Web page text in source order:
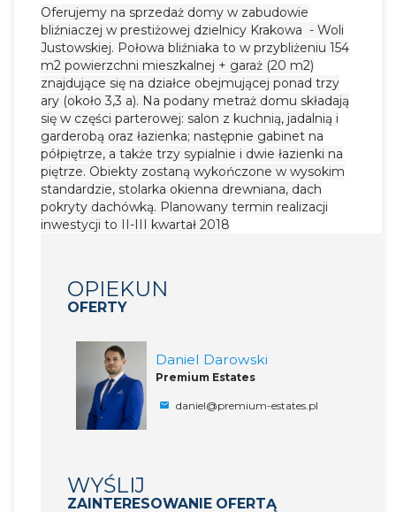
Oferujemy na sprzedaż domy w zabudowie
bliźniaczej w prestiżowej dzielnicy Krakowa - Woli
Justowskiej. Połowa bliźniaka to w przybliżeniu 154
m2 powierzchni mieszkalnej + garaż (20 m2)
znajdujące się na działce obejmującej ponad trzy
ary (około 3,3 a). Na podany metraż domu składają
się w części parterowej: salon z kuchnią, jadalnią i
garderobą oraz łazienka; następnie gabinet na
półpiętrze, a także trzy sypialnie i dwie łazienki na
piętrze. Obiekty zostaną wykończone w wysokim
standardzie, stolarka okienna drewniana, dach
pokryty dachówką. Planowany termin realizacji
inwestycji to II-III kwartał 2018
OPIEKUN
OFERTY
Daniel Darowski
Premium Estates
daniel@premium-estates.pl
WYŚLIJ
ZAINTERESOWANIE OFERTĄ